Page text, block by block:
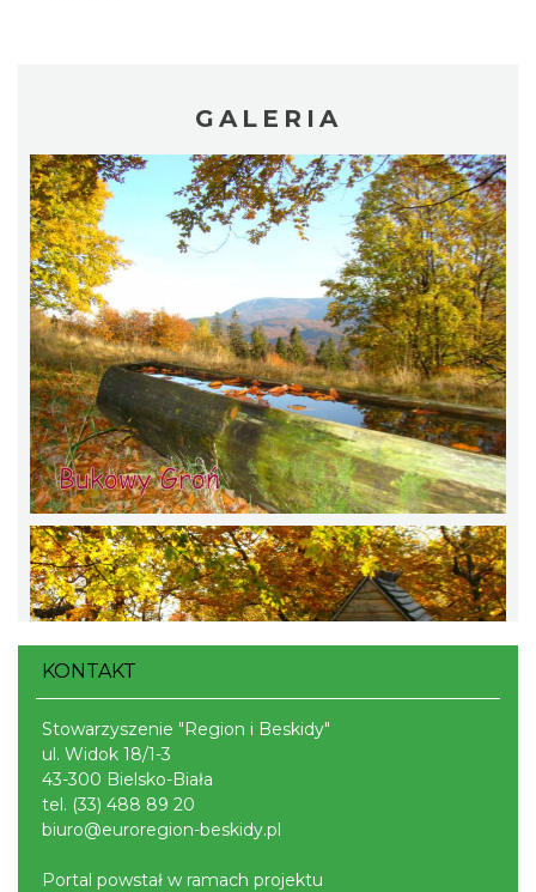
GALERIA
KONTAKT
Stowarzyszenie "Region i Beskidy"
ul. Widok 18/1-3
43-300 Bielsko-Biała
tel. (33) 488 89 20
biuro@euroregion-beskidy.pl
Portal powstał w ramach projektu